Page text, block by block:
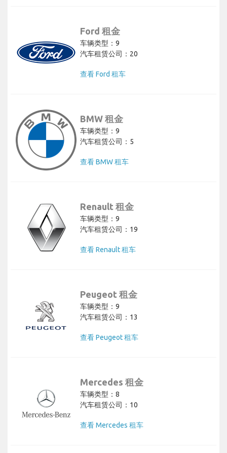
Ford 租金
车辆类型：9
汽车租赁公司：20
查看 Ford 租车
BMW 租金
车辆类型：9
汽车租赁公司：5
查看 BMW 租车
Renault 租金
车辆类型：9
汽车租赁公司：19
查看 Renault 租车
Peugeot 租金
车辆类型：9
汽车租赁公司：13
查看 Peugeot 租车
Mercedes 租金
车辆类型：8
汽车租赁公司：10
查看 Mercedes 租车